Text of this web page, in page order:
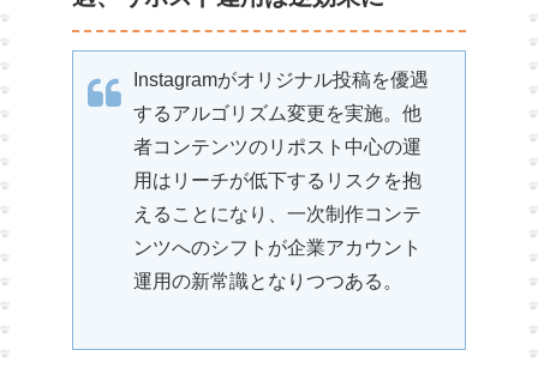
Instagramがオリジナル投稿を優遇
するアルゴリズム変更を実施。他
者コンテンツのリポスト中心の運
用はリーチが低下するリスクを抱
えることになり、一次制作コンテ
ンツへのシフトが企業アカウント
運用の新常識となりつつある。